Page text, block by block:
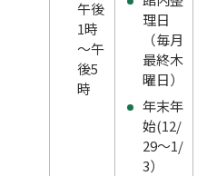
午後
1時
～午
後5
時
理日
（毎月
最終木
曜日）
年末年
始(12/
29～1/
3）